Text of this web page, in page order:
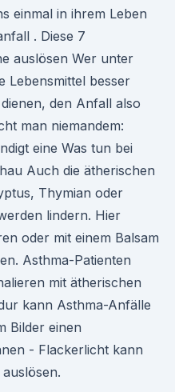
einmal in ihrem Leben
. Diese 7
auslösen Wer unter
Lebensmittel besser
den Anfall also
man niemandem:
eine Was tun bei
Auch die ätherischen
Thymian oder
lindern. Hier
oder mit einem Balsam
Asthma-Patienten
mit ätherischen
kann Asthma-Anfälle
Bilder einen
- Flackerlicht kann